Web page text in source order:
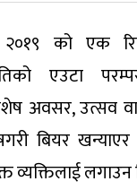
२०१९ को एक
एउटा
अवसर, उत्सव वा
बियर
व्यक्तिलाई लगाउन